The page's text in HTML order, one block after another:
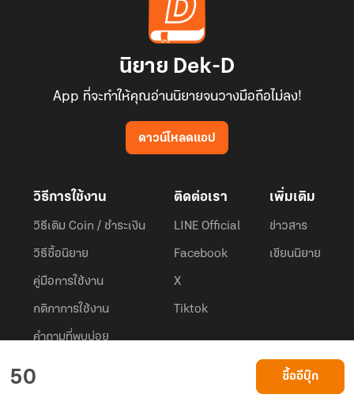
50 ซื้ออีบุ๊ก
นิยาย Dek-D
App ที่จะทำให้คุณอ่านนิยายจนวางมือถือไม่ลง!
ดาวน์โหลดแอป
วิธีการใช้งาน
วิธีเติม Coin / ชำระเงิน
วิธีซื้อนิยาย
คู่มือการใช้งาน
กติกาการใช้งาน
คำถามที่พบบ่อย
ติดต่อเรา
LINE Official
Facebook
X
Tiktok
เพิ่มเติม
ข่าวสาร
เขียนนิยาย
Privacy Policy
Dek-D.com ใช้คุกกี้เพื่อพัฒนาประสบการณ์ของ ผู้ใช้ให้ดียิ่งขึ้น
เรียนรู้เพิ่มเติมที่นี่
ยอมรับ